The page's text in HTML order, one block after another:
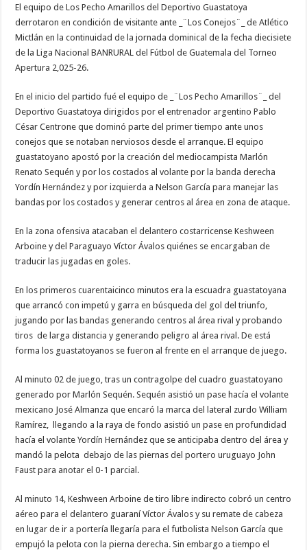
El equipo de Los Pecho Amarillos del Deportivo Guastatoya
derrotaron en condición de visitante ante _¨Los Conejos¨_ de Atlético
Mictlán en la continuidad de la jornada dominical de la fecha diecisiete
de la Liga Nacional BANRURAL del Fútbol de Guatemala del Torneo
Apertura 2,025-26.
En el inicio del partido fué el equipo de _¨Los Pecho Amarillos¨_ del
Deportivo Guastatoya dirigidos por el entrenador argentino Pablo
César Centrone que dominó parte del primer tiempo ante unos
conejos que se notaban nerviosos desde el arranque. El equipo
guastatoyano apostó por la creación del mediocampista Marlón
Renato Sequén y por los costados al volante por la banda derecha
Yordín Hernández y por izquierda a Nelson García para manejar las
bandas por los costados y generar centros al área en zona de ataque.
En la zona ofensiva atacaban el delantero costarricense Keshween
Arboine y del Paraguayo Víctor Ávalos quiénes se encargaban de
traducir las jugadas en goles.
En los primeros cuarentaicinco minutos era la escuadra guastatoyana
que arrancó con impetú y garra en búsqueda del gol del triunfo,
jugando por las bandas generando centros al área rival y probando
tiros de larga distancia y generando peligro al área rival. De está
forma los guastatoyanos se fueron al frente en el arranque de juego.
Al minuto 02 de juego, tras un contragolpe del cuadro guastatoyano
generado por Marlón Sequén. Sequén asistió un pase hacía el volante
mexicano José Almanza que encaró la marca del lateral zurdo William
Ramírez, llegando a la raya de fondo asistió un pase en profundidad
hacía el volante Yordín Hernández que se anticipaba dentro del área y
mandó la pelota debajo de las piernas del portero uruguayo John
Faust para anotar el 0-1 parcial.
Al minuto 14, Keshween Arboine de tiro libre indirecto cobró un centro
aéreo para el delantero guaraní Víctor Ávalos y su remate de cabeza
en lugar de ir a portería llegaría para el futbolista Nelson García que
empujó la pelota con la pierna derecha. Sin embargo a tiempo el